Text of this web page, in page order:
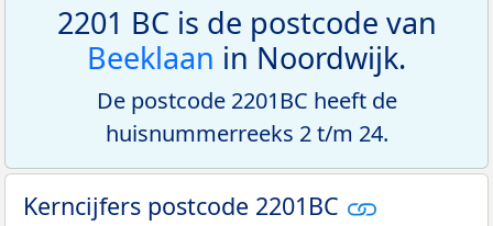
2201 BC is de postcode van
Beeklaan in Noordwijk.
De postcode 2201BC heeft de
huisnummerreeks 2 t/m 24.
Kerncijfers postcode 2201BC